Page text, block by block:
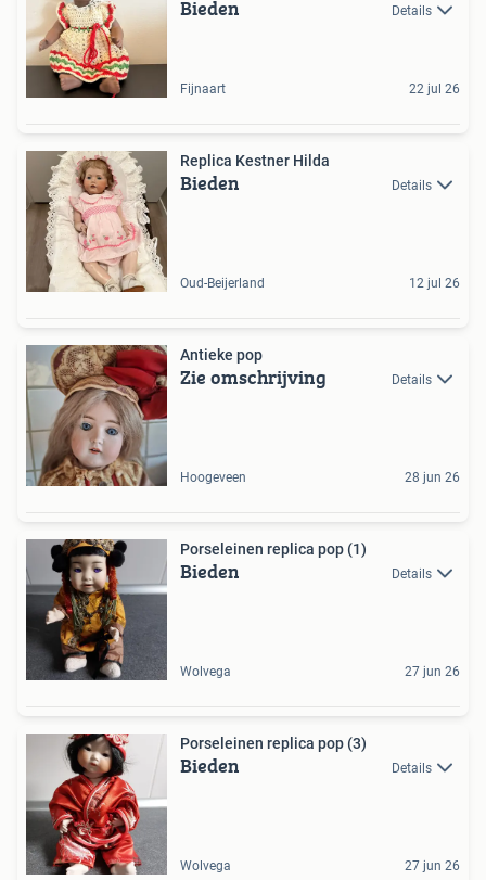
Bieden Details
Fijnaart 22 jul 26
Replica Kestner Hilda
Bieden Details
Oud-Beijerland 12 jul 26
Antieke pop
Zie omschrijving Details
Hoogeveen 28 jun 26
Porseleinen replica pop (1)
Bieden Details
Wolvega 27 jun 26
Porseleinen replica pop (3)
Bieden Details
Wolvega 27 jun 26